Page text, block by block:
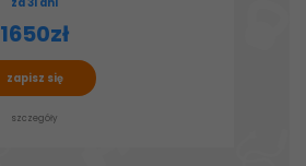
za 31 dni
1650zł
zapisz się
szczegóły